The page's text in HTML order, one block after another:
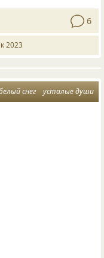
6
2023
снег усталые души